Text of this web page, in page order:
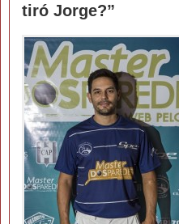
tiró Jorge?”